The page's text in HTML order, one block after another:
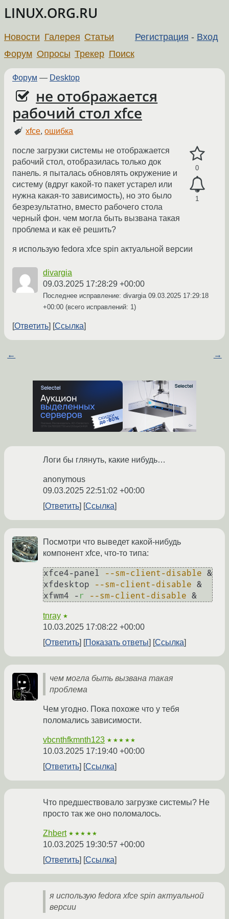
LINUX.ORG.RU
Регистрация - Вход
Новости Галерея Статьи
Форум Опросы Трекер Поиск
Форум — Desktop
не отображается
рабочий стол xfce
xfce,ошибка
0
1
после загрузки системы не отображается
рабочий стол, отобразилась только док
панель. я пыталась обновлять окружение и
систему (вдруг какой-то пакет устарел или
нужна какая-то зависимость), но это было
безрезультатно, вместо рабочего стола
черный фон. чем могла быть вызвана такая
проблема и как её решить?
я использую fedora xfce spin актуальной версии
divargia
09.03.2025 17:28:29 +00:00
Последнее исправление: divargia 09.03.2025 17:29:18
+00:00 (всего исправлений: 1)
Ответить Ссылка
← →
Логи бы глянуть, какие нибудь…
anonymous
09.03.2025 22:51:02 +00:00
Ответить
Ссылка
Посмотри что выведет какой-нибудь
компонент xfce, что-то типа:
xfce4-panel --sm-client-disable &
xfdesktop
--sm-client-disable &
xfwm4 - r --sm-client-disable
tnray ★
10.03.2025 17:08:22 +00:00
Ответить
Показать ответы Ссылка
чем могла быть вызвана такая
проблема
Чем угодно. Пока похоже что у тебя
поломались зависимости.
vbcnthfkmnth123 ★★★★★
10.03.2025 17:19:40 +00:00
Ответить
Ссылка
Что предшествовало загрузке системы? Не
просто так же оно поломалось.
Zhbert ★★★★★
10.03.2025 19:30:57 +00:00
Ответить
Ссылка
я использую fedora xfce spin актуальной
версии